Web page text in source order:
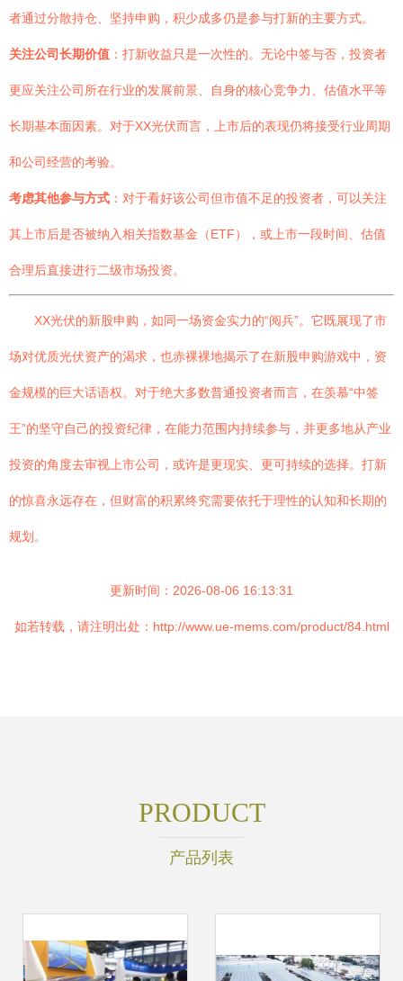
者通过分散持仓、坚持申购，积少成多仍是参与打新的主要方式。
关注公司长期价值 ：打新收益只是一次性的。无论中签与否，投资者
更应关注公司所在行业的发展前景、自身的核心竞争力、估值水平等
长期基本面因素。对于XX光伏而言，上市后的表现仍将接受行业周期
和公司经营的考验。
考虑其他参与方式 ：对于看好该公司但市值不足的投资者，可以关注
其上市后是否被纳入相关指数基金（ETF），或上市一段时间、估值
合理后直接进行二级市场投资。
XX光伏的新股申购，如同一场资金实力的“阅兵”。它既展现了市
场对优质光伏资产的渴求，也赤裸裸地揭示了在新股申购游戏中，资
金规模的巨大话语权。对于绝大多数普通投资者而言，在羡慕“中签
王”的坚守自己的投资纪律，在能力范围内持续参与，并更多地从产业
投资的角度去审视上市公司，或许是更现实、更可持续的选择。打新
的惊喜永远存在，但财富的积累终究需要依托于理性的认知和长期的
规划。
更新时间：2026-08-06 16:13:31
如若转载，请注明出处：http://www.ue-mems.com/product/84.html
PRODUCT
产品列表